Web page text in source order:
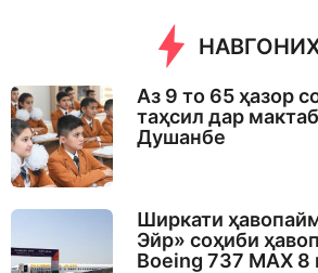
a
g
o
Аз 9 то 65 ҳазор
таҳсил дар
Душанбе
Ширкати
Эйр» соҳиби
Boeing 737 MAX 8